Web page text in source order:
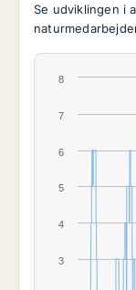
Se udviklingen i
3
4
5
6
7
8